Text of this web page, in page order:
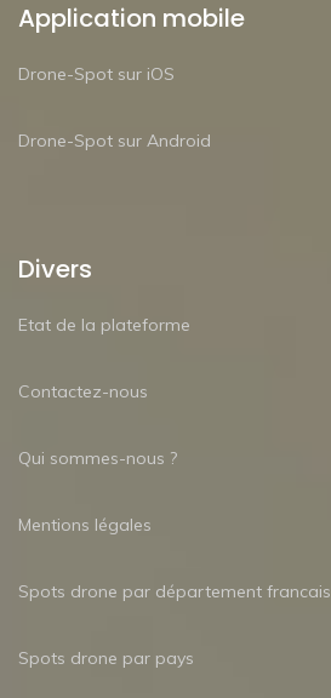
Application mobile
Drone-Spot sur iOS
Drone-Spot sur Android
Divers
Etat de la plateforme
Contactez-nous
Qui sommes-nous ?
Mentions légales
Spots drone par département francais
Spots drone par pays